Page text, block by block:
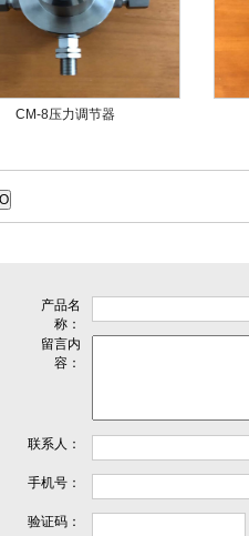
CM-8压力调节器
产品名
称：
留言内
容：
联系人：
手机号：
验证码：